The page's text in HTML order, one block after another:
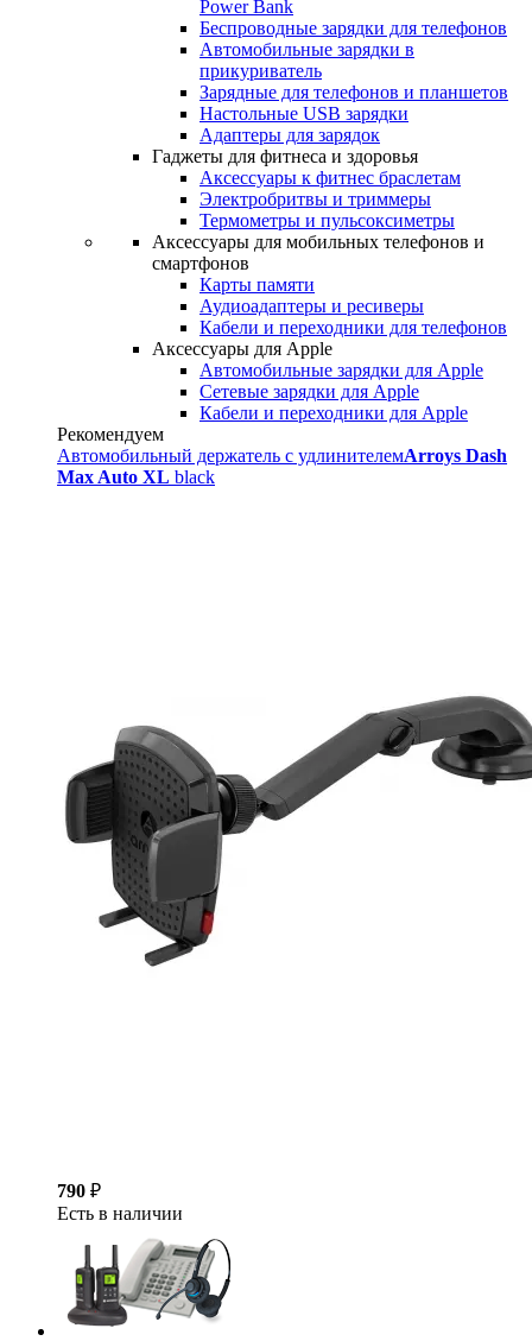
Power Bank
Беспроводные зарядки для телефонов
Автомобильные зарядки в
прикуриватель
Зарядные для телефонов и планшетов
Настольные USB зарядки
Адаптеры для зарядок
Гаджеты для фитнеса и здоровья
Аксессуары к фитнес браслетам
Электробритвы и триммеры
Термометры и пульсоксиметры
Аксессуары для мобильных телефонов и
смартфонов
Карты памяти
Аудиоадаптеры и ресиверы
Кабели и переходники для телефонов
Аксессуары для Apple
Автомобильные зарядки для Apple
Сетевые зарядки для Apple
Кабели и переходники для Apple
Рекомендуем
Автомобильный держатель с удлинителемArroys Dash
Max Auto XL black
790 ₽
Есть в наличии